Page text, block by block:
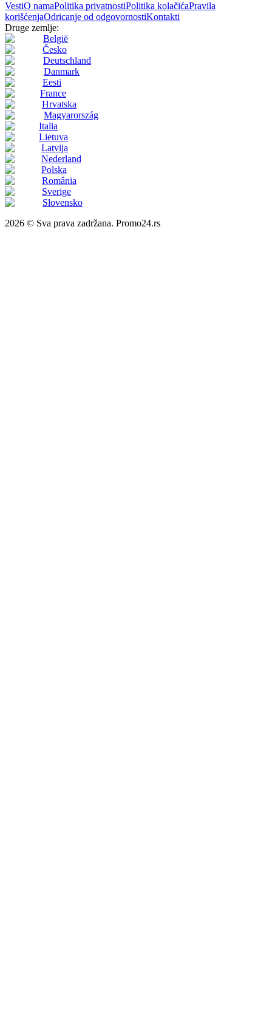
VestiO namaPolitika privatnostiPolitika kolačićaPravila
korišćenjaOdricanje od odgovornostiKontakti
Druge zemlje:
België
Česko
Deutschland
Danmark
Eesti
France
Hrvatska
Magyarország
Italia
Lietuva
Latvija
Nederland
Polska
România
Sverige
Slovensko
2026 © Sva prava zadržana. Promo24.rs